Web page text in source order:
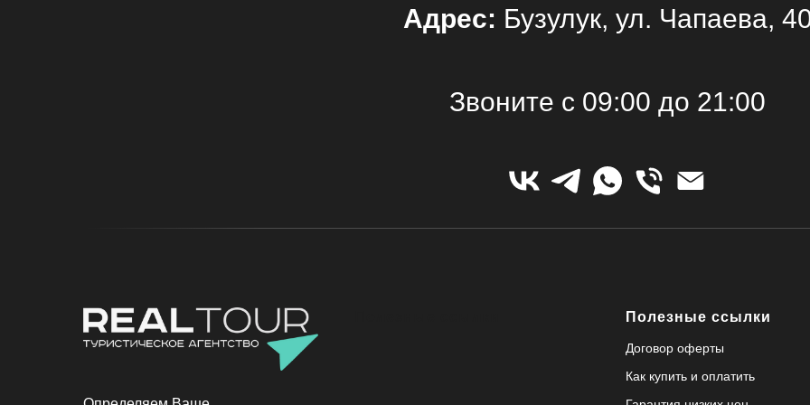
Адрес: Бузулук, ул. Чапаева,
Звоните с 09:00 до 21:00
Полезные ссылки
Договор оферты
Как купить и оплатить